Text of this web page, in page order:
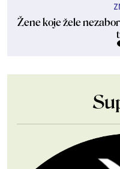
Žene koje žele